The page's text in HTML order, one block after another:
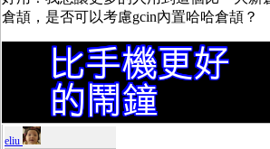
倉頡，是否可以考慮gcin內置哈哈倉頡？
eliu